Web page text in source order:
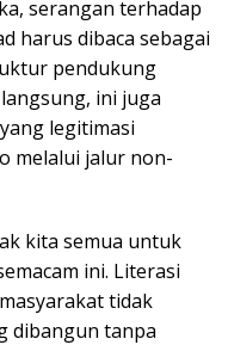
serangan terhadap
harus dibaca sebagai
pendukung
ini juga
legitimasi
melalui jalur non-
kita semua untuk
ini. Literasi
tidak
dibangun tanpa